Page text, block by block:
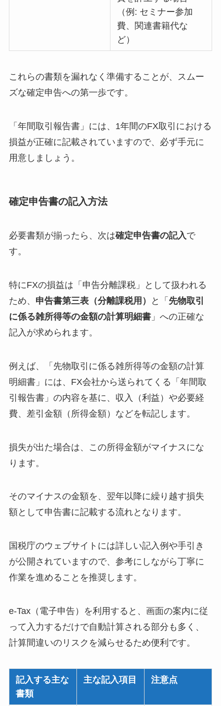
（例: セミナー参加
費、関連書籍代な
ど）
これらの書類を漏れなく準備することが、スムー
ズな確定申告への第一歩です。
「年間取引報告書」には、1年間のFX取引における
損益が正確に記載されていますので、必ず手元に
用意しましょう。
確定申告書の記入方法
必要書類が揃ったら、次は確定申告書の記入で
す。
特にFXの損益は「申告分離課税」として扱われる
ため、 申告書第三表（分離課税用） と「 先物取引
に係る雑所得等の金額の計算明細書」への正確な
記入が求められます。
例えば、「先物取引に係る雑所得等の金額の計算
明細書」には、FX会社から送られてくる「年間取
引報告書」の内容を基に、収入（利益）や必要経
費、差引金額（所得金額）などを転記します。
損失が出た場合は、この所得金額がマイナスにな
ります。
そのマイナスの金額を、翌年以降に繰り越す損失
額として申告書に記載する流れとなります。
国税庁のウェブサイトには詳しい記入例や手引き
が公開されていますので、参考にしながら丁寧に
作業を進めることを推奨します。
e-Tax（電子申告）を利用すると、画面の案内に従
って入力するだけで自動計算される部分も多く、
計算間違いのリスクを減らせるため便利です。
記入する主な
書類
主な記入項目 注意点